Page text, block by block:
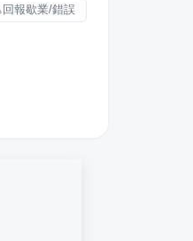
回報歇業/錯誤